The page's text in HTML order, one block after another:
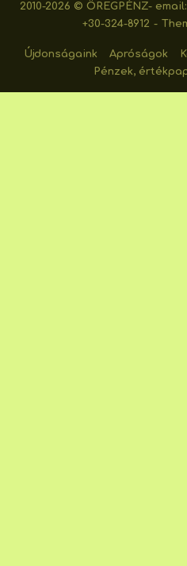
2010-2026 © ÖREGPÉNZ-
+30-324-8912
Újdonságaink Apróságok
Pénzek,